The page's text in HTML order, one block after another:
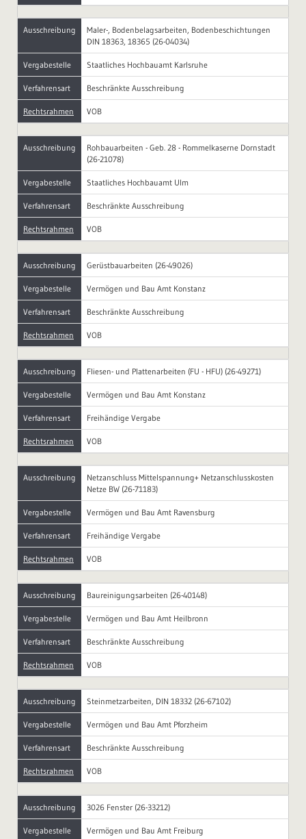
Ausschreibung
Maler-, Bodenbelagsarbeiten, Bodenbeschichtungen
DIN 18363, 18365 (26-04034)
Vergabestelle Staatliches Hochbauamt Karlsruhe
Verfahrensart Beschränkte Ausschreibung
Rechtsrahmen VOB
Ausschreibung
Rohbauarbeiten - Geb. 28 - Rommelkaserne Dornstadt
(26-21078)
Vergabestelle Staatliches Hochbauamt Ulm
Verfahrensart Beschränkte Ausschreibung
Rechtsrahmen VOB
Ausschreibung Gerüstbauarbeiten (26-49026)
Vergabestelle Vermögen und Bau Amt Konstanz
Verfahrensart Beschränkte Ausschreibung
Rechtsrahmen VOB
Ausschreibung Fliesen- und Plattenarbeiten (FU - HFU) (26-49271)
Vergabestelle Vermögen und Bau Amt Konstanz
Verfahrensart Freihändige Vergabe
Rechtsrahmen VOB
Ausschreibung
Netzanschluss Mittelspannung+ Netzanschlusskosten
Netze BW (26-71183)
Vergabestelle Vermögen und Bau Amt Ravensburg
Verfahrensart Freihändige Vergabe
Rechtsrahmen VOB
Ausschreibung Baureinigungsarbeiten (26-40148)
Vergabestelle Vermögen und Bau Amt Heilbronn
Verfahrensart Beschränkte Ausschreibung
Rechtsrahmen VOB
Ausschreibung Steinmetzarbeiten, DIN 18332 (26-67102)
Vergabestelle Vermögen und Bau Amt Pforzheim
Verfahrensart Beschränkte Ausschreibung
Rechtsrahmen VOB
Ausschreibung 3026 Fenster (26-33212)
Vergabestelle Vermögen und Bau Amt Freiburg